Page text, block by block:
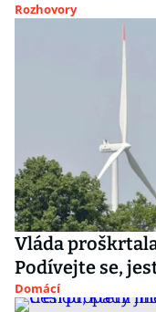
Rozhovory
Vláda
Podívejte se,
Domácí